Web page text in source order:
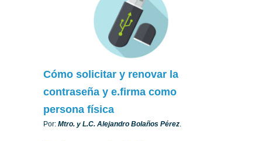
Cómo solicitar y renovar la
contraseña y e.firma como
persona física
Por: Mtro. y L.C. Alejandro Bolaños Pérez.